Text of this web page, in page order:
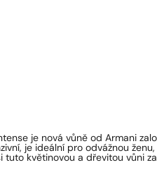
je nová vůně od Armani
je ideální pro odvážnou
tuto květinovou a dřevitou vůni